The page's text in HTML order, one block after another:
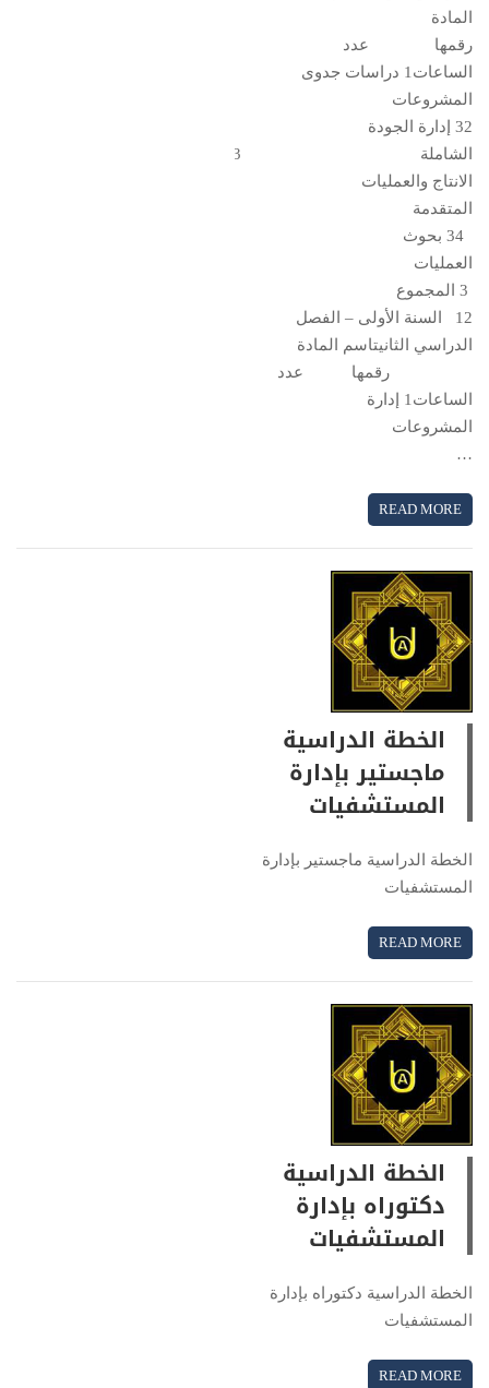
المادة
رقمها عدد
الساعات1 دراسات جدوى
المشروعات
32 إدارة الجودة
الانتاج والعمليات
المتقدمة
34 بحوث
العمليات
3 المجموع
12 السنة الأولى – الفصل
الدراسي الثانيتاسم المادة
رقمها عدد
الساعات1 إدارة
المشروعات
…
READ MORE
الخطة الدراسية
ماجستير بإدارة
المستشفيات
الخطة الدراسية ماجستير بإدارة
المستشفيات
READ MORE
الخطة الدراسية
دكتوراه بإدارة
المستشفيات
الخطة الدراسية دكتوراه بإدارة
المستشفيات
READ MORE